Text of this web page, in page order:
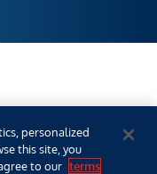
personalized
this site, you
to our terms